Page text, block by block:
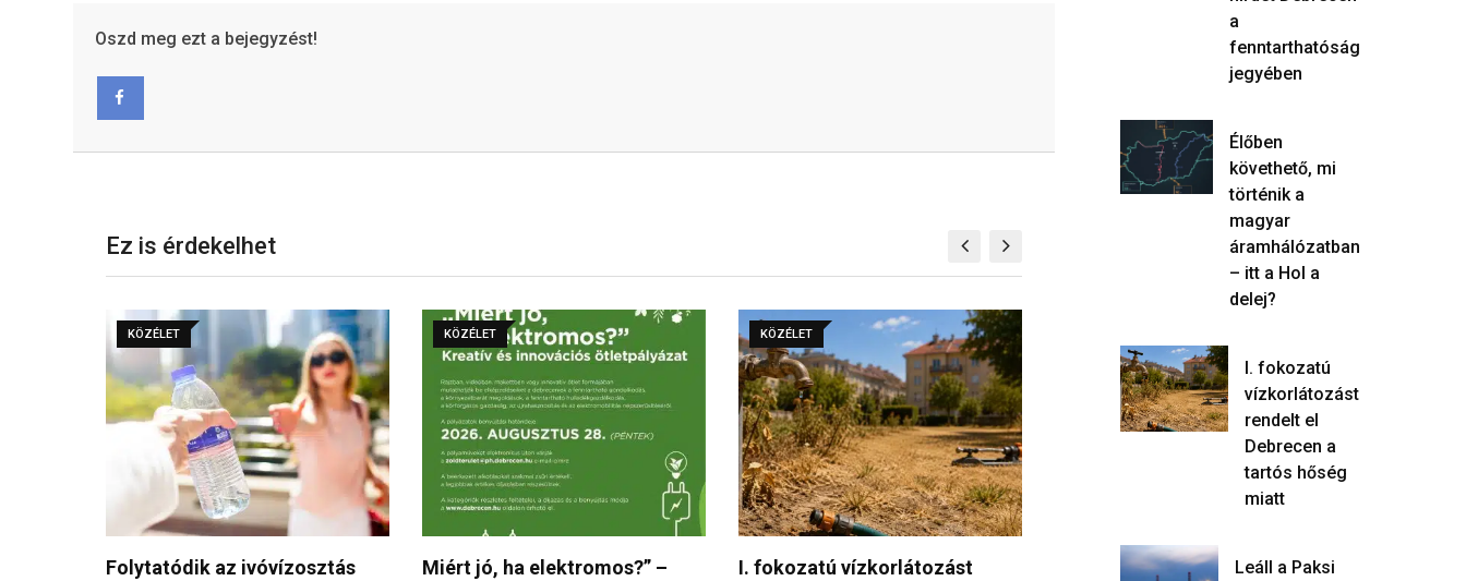
Oszd meg ezt a bejegyzést!
Ez is érdekelhet
KÖZÉLET
Miért jó, ha elektromos?” –
KÖZÉLET
I. fokozatú vízkorlátozást
KÖZÉLET
Leáll a Paksi Atomerőmű a
Folytatódik az ivóvízosztás
a
fenntarthatóság
jegyében
Élőben
követhető, mi
történik a
magyar
áramhálózatban
– itt a Hol a
delej?
I. fokozatú
vízkorlátozást
rendelt el
Debrecen a
tartós hőség
miatt
Leáll a Paksi